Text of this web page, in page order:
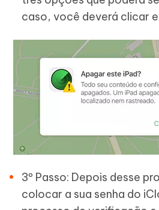
caso, você deverá clicar
3º Passo: Depois desse
colocar a sua senha do